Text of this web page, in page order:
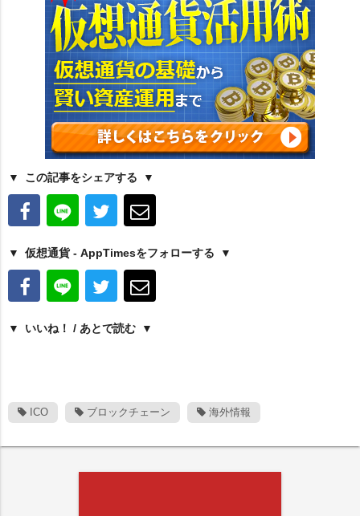
この記事をシェアする
仮想通貨 - AppTimesをフォローする
いいね！ / あとで読む
ICO ブロックチェーン 海外情報